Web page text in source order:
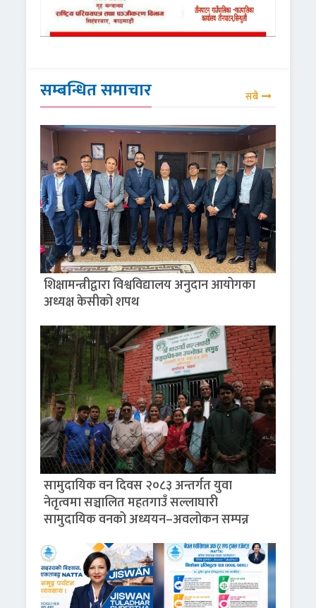
सम्बन्धित समाचार सबै
शिक्षामन्त्रीद्वारा विश्वविद्यालय अनुदान आयोगका
अध्यक्ष केसीको शपथ
सामुदायिक वन दिवस २०८३ अन्तर्गत युवा
नेतृत्वमा सञ्चालित महतगाउँ सल्लाघारी
सामुदायिक वनको अध्ययन–अवलोकन सम्पन्न